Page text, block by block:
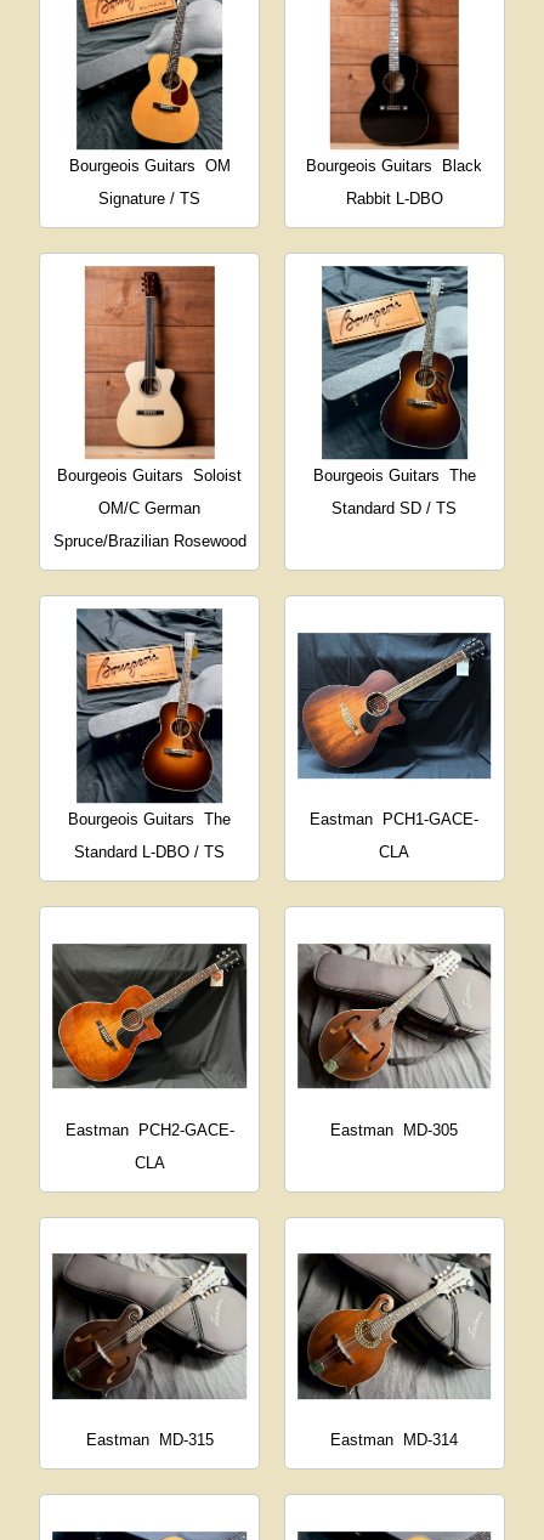
Bourgeois Guitars OM
Signature / TS
Bourgeois Guitars
Black
Rabbit L-DBO
Bourgeois Guitars
Soloist
OM/C German
Spruce/Brazilian Rosewood
Bourgeois Guitars The
Standard SD / TS
Bourgeois Guitars
The
Standard L-DBO / TS
Eastman
PCH1-GACE-
CLA
Eastman
PCH2-GACE-
CLA
Eastman MD-305
Eastman MD-315 Eastman MD-314